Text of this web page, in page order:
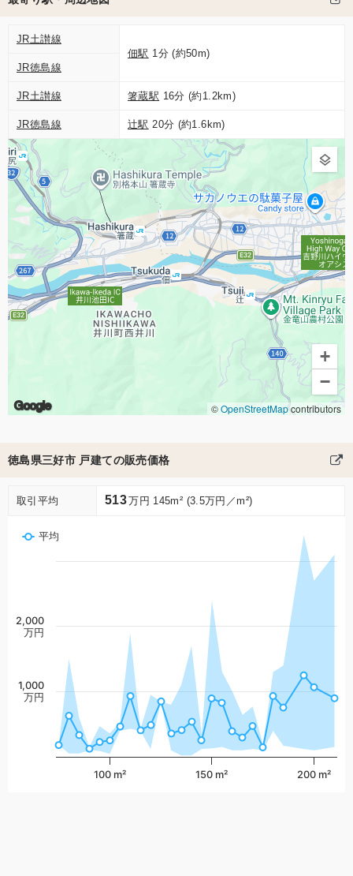
JR土讃線
佃駅 1分 (約50m)
JR徳島線
JR土讃線 箸蔵駅 16分 (約1.2km)
JR徳島線 辻駅 20分 (約1.6km)
Google
+
−
©OpenStreetMapcontributors
徳島県三好市 戸建ての販売価格
取引平均 513万円 145m² (3.5万円／m²)
平均
100 m² 150 m² 200 m²
1,000
万円
2,000
万円